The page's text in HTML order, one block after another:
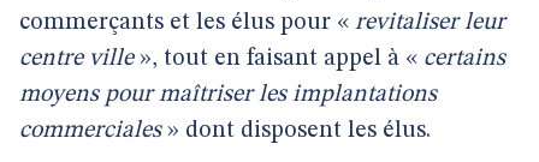
commerçants et les élus pour « revitaliser leur
centre ville», tout en faisant appel à « certains
moyens pour maîtriser les implantations
commerciales» dont disposent les élus.